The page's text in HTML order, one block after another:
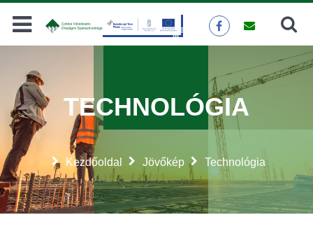
Keresés
Kezdőoldal Jövőkép Technológia
TECHNOLÓGIA